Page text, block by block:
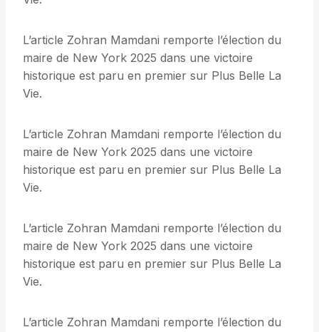
L’article Zohran Mamdani remporte l’élection du
maire de New York 2025 dans une victoire
historique est paru en premier sur Plus Belle La
Vie.
L’article Zohran Mamdani remporte l’élection du
maire de New York 2025 dans une victoire
historique est paru en premier sur Plus Belle La
Vie.
L’article Zohran Mamdani remporte l’élection du
maire de New York 2025 dans une victoire
historique est paru en premier sur Plus Belle La
Vie.
L’article Zohran Mamdani remporte l’élection du